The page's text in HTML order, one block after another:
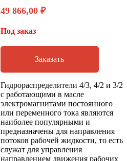
49 866,00 ₽
Под заказ
Заказать
Гидрораспределители 4/3, 4/2 и 3/2
с работающими в масле
электромагнитами постоянного
или переменного тока являются
наиболее популярными и
предназначены для направления
потоков рабочей жидкости, то есть
служат для управления
направлением движения рабочих